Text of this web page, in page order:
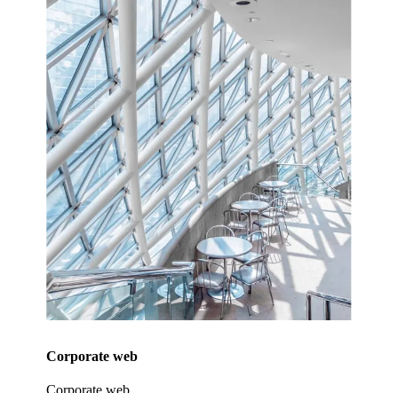
Corporate web
Corporate web